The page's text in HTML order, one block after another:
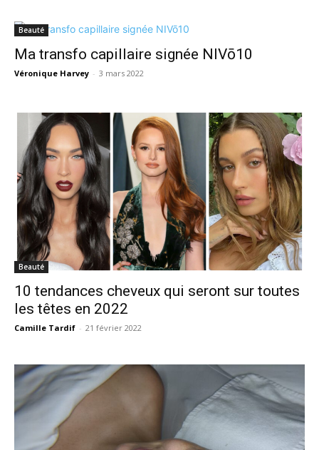
Beauté
Ma transfo capillaire signée NIVō10
Véronique Harvey - 3 mars 2022
Beauté
10 tendances cheveux qui seront sur toutes
les têtes en 2022
Camille Tardif - 21 février 2022